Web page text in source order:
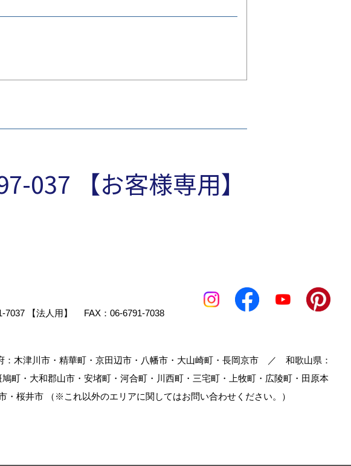
037 【お客様専用】
7037 【法人用】
FAX：06-6791-7038
木津川市・精華町・京田辺市・八幡市・大山崎町・長岡京市 ／ 和歌山県：
・大和郡山市・安堵町・河合町・川西町・三宅町・上牧町・広陵町・田原本
桜井市 （※これ以外のエリアに関してはお問い合わせください。）